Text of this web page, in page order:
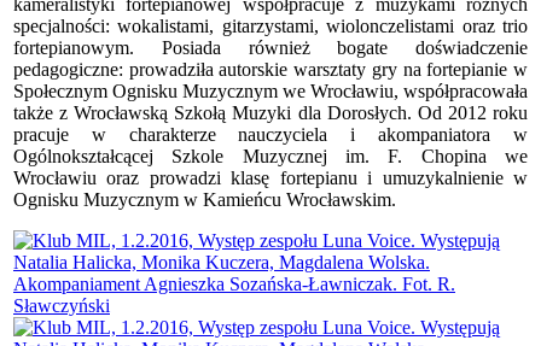
kameralistyki fortepianowej współpracuje z muzykami różnych
specjalności: wokalistami, gitarzystami, wiolonczelistami oraz trio
fortepianowym. Posiada również bogate doświadczenie
pedagogiczne: prowadziła autorskie warsztaty gry na fortepianie w
Społecznym Ognisku Muzycznym we Wrocławiu, współpracowała
także z Wrocławską Szkołą Muzyki dla Dorosłych. Od 2012 roku
pracuje w charakterze nauczyciela i akompaniatora w
Ogólnokształcącej Szkole Muzycznej im. F. Chopina we
Wrocławiu oraz prowadzi klasę fortepianu i umuzykalnienie w
Ognisku Muzycznym w Kamieńcu Wrocławskim.